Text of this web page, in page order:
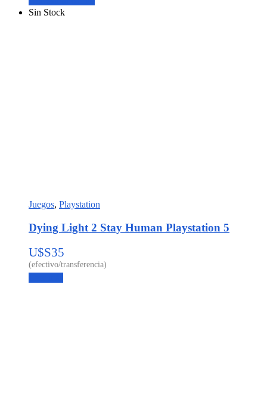
Sin Stock
Juegos, Playstation
Dying Light 2 Stay Human Playstation 5
U$S35